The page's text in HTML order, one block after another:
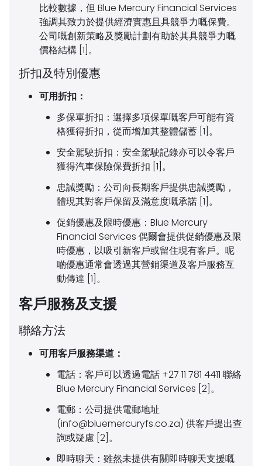
比較數據，但 Blue Mercury Financial Services
強調其致力於提供經濟實惠且具競爭力嘅保費。
公司嘅創新策略及獎勵計劃有助於其具競爭力嘅
價格結構 [1]。
折扣及特別優惠
可用折扣：
多保單折扣： 選擇多項保單嘅客戶可能有資
格獲得折扣，從而增加其整體儲蓄 [1]。
安全駕駛折扣： 安全駕駛記錄亦可以令客戶
獲得汽車保險保費折扣 [1]。
忠誠獎勵： 公司向長期客戶提供忠誠獎勵，
體現其對客戶保留及滿意度嘅承諾 [1]。
促銷優惠及限時優惠： Blue Mercury
Financial Services 偶爾會提供促銷優惠及限
時優惠，以吸引新客戶或留住現有客戶。呢
啲優惠通常會透過其營銷渠道及客戶服務互
動傳達 [1]。
客戶服務及支援
聯絡方法
可用客戶服務渠道：
電話： 客戶可以透過電話 +27 11 781 4411 聯絡
Blue Mercury Financial Services [2]。
電郵： 公司提供電郵地址
(info@bluemercuryfs.co.za) 供客戶提出查
詢或疑慮 [2]。
即時聊天： 雖然未提供有關即時聊天支援嘅